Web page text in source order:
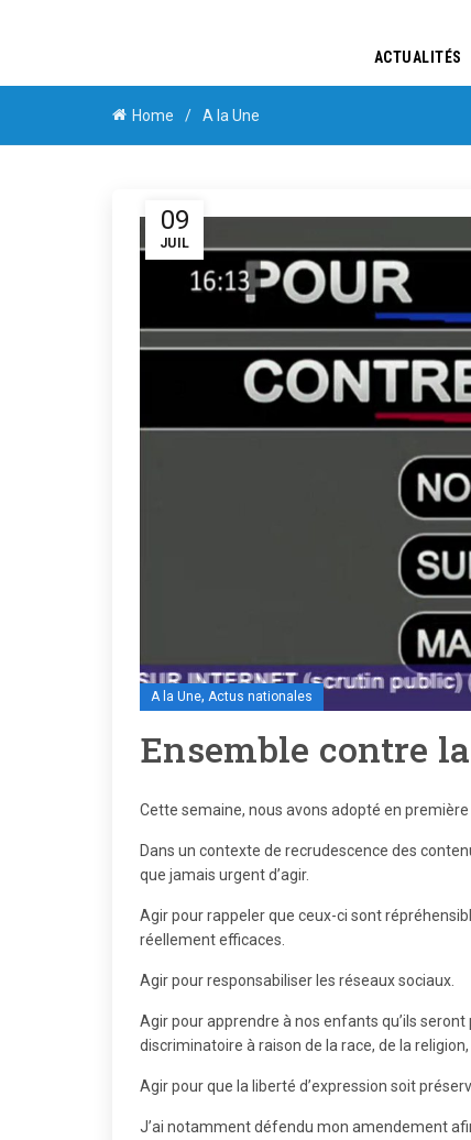
ACTUALITÉS
Home A la Une
09
JUIL
A la Une, Actus nationales
Ensemble contre
Cette semaine, nous avons adopté en
Dans un contexte de recrudescence des
que jamais urgent d’agir.
Agir pour rappeler que ceux-ci sont
réellement efficaces.
Agir pour responsabiliser les réseaux sociaux.
Agir pour apprendre à nos enfants qu’ils
discriminatoire à raison de la race, de la
Agir pour que la liberté d’expression soit
J’ai notamment défendu mon amendement